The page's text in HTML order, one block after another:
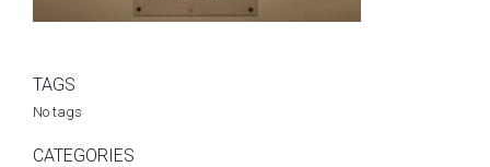
TAGS
No tags
CATEGORIES